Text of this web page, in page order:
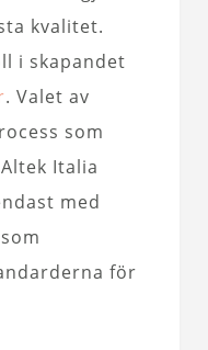
kvalitet.
i skapandet
. Valet av
som
Italia
med
för